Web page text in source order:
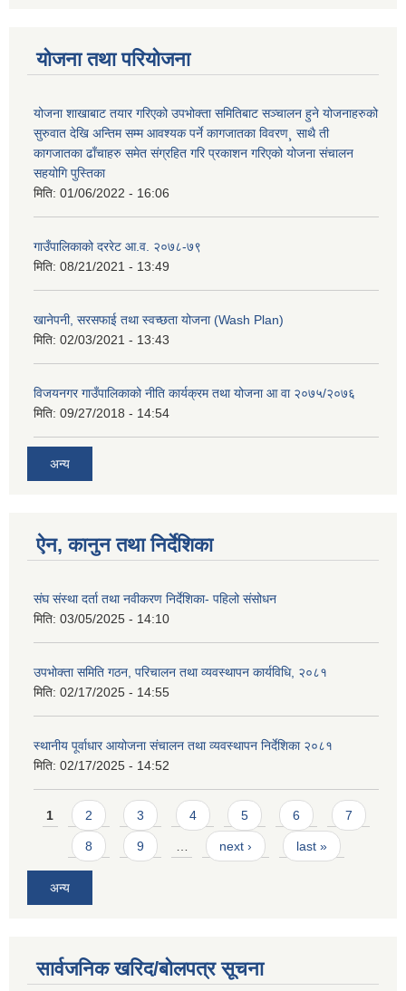
योजना तथा परियोजना
योजना शाखाबाट तयार गरिएको उपभोक्ता समितिबाट सञ्चालन हुने योजनाहरुको
सुरुवात देखि अन्तिम सम्म आवश्यक पर्ने कागजातका विवरण¸ साथै ती
कागजातका ढाँचाहरु समेत संग्रहित गरि प्रकाशन गरिएको योजना संचालन
सहयोगि पुस्तिका
मिति: 01/06/2022 - 16:06
गाउँपालिकाको दररेट आ.व. २०७८-७९
मिति: 08/21/2021 - 13:49
खानेपनी, सरसफाई तथा स्वच्छता योजना (Wash Plan)
मिति: 02/03/2021 - 13:43
विजयनगर गाउँपालिकाको नीति कार्यक्रम तथा योजना आ वा २०७५/२०७६
मिति: 09/27/2018 - 14:54
अन्य
ऐन, कानुन तथा निर्देशिका
संघ संस्था दर्ता तथा नवीकरण निर्देशिका- पहिलो संसोधन
मिति: 03/05/2025 - 14:10
उपभोक्ता समिति गठन, परिचालन तथा व्यवस्थापन कार्यविधि, २०८१
मिति: 02/17/2025 - 14:55
स्थानीय पूर्वाधार आयोजना संचालन तथा व्यवस्थापन निर्देशिका २०८१
मिति: 02/17/2025 - 14:52
Pages
1 2 3 4 5 6 7
8 9 next › last »
अन्य
सार्वजनिक खरिद/बोलपत्र सूचना